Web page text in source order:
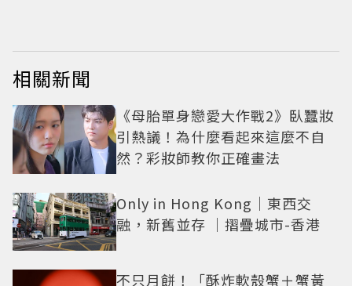
相關新聞
《母胎單身戀愛大作戰2》臥蠶妝
引熱議！為什麼看起來這麼不自
然？彩妝師教你正確畫法
Only in Hong Kong｜東西交
融，新舊並存 ｜摺疊城市-香港
不只月餅！「酥炸軟殼蟹＋蟹黃